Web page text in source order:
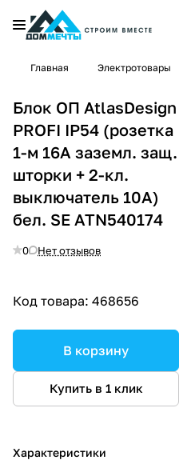
Главная Электротовары
Блок ОП AtlasDesign
PROFI IP54 (розетка
1-м 16А заземл. защ.
шторки + 2-кл.
выключатель 10А)
бел. SE ATN540174
0 Нет отзывов
Код товара: 468656
В корзину
Купить в 1 клик
Характеристики